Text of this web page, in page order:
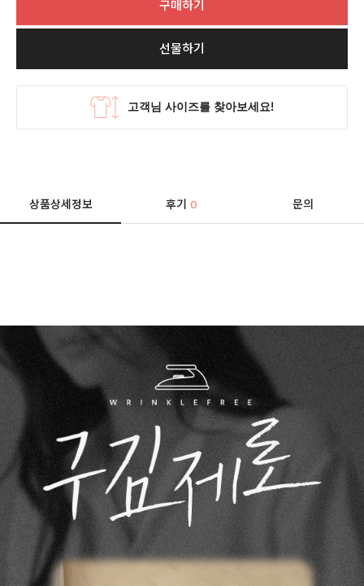
구매하기
선물하기
상품상세정보 후기0 문의